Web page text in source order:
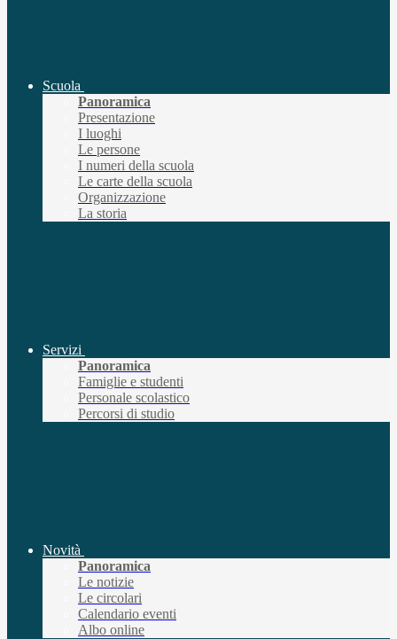
Scuola
Panoramica
Presentazione
I luoghi
Le persone
I numeri della scuola
Le carte della scuola
Organizzazione
La storia
Servizi
Panoramica
Famiglie e studenti
Personale scolastico
Percorsi di studio
Novità
Panoramica
Le notizie
Le circolari
Calendario eventi
Albo online